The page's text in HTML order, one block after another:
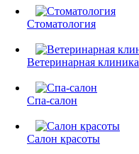
Стоматология
Ветеринарная клиника
Спа-салон
Салон красоты